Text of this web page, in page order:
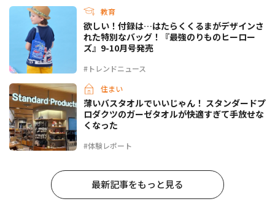
教育
#トレンドニュース
欲しい！付録は…はたらくくるまがデザインさ
れた特別なバッグ！『最強のりものヒーロー
ズ』9-10月号発売
住まい
#体験レポート
薄いバスタオルでいいじゃん！ スタンダードプ
ロダクツのガーゼタオルが快適すぎて手放せな
くなった
最新記事をもっと見る